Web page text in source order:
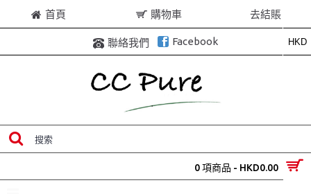
首頁 購物車 去結賬
HKD
聯絡我們 Facebook
0 項商品 - HKD0.00